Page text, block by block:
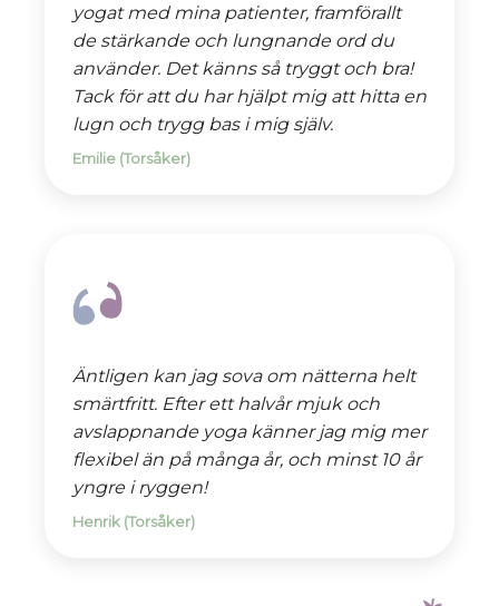
yogat med mina patienter, framförallt
de stärkande och lungnande ord du
använder. Det känns så tryggt och bra!
Tack för att du har hjälpt mig att hitta en
lugn och trygg bas i mig själv.
Emilie (Torsåker)
Äntligen kan jag sova om nätterna helt
smärtfritt. Efter ett halvår mjuk och
avslappnande yoga känner jag mig mer
flexibel än på många år, och minst 10 år
yngre i ryggen!
Henrik (Torsåker)